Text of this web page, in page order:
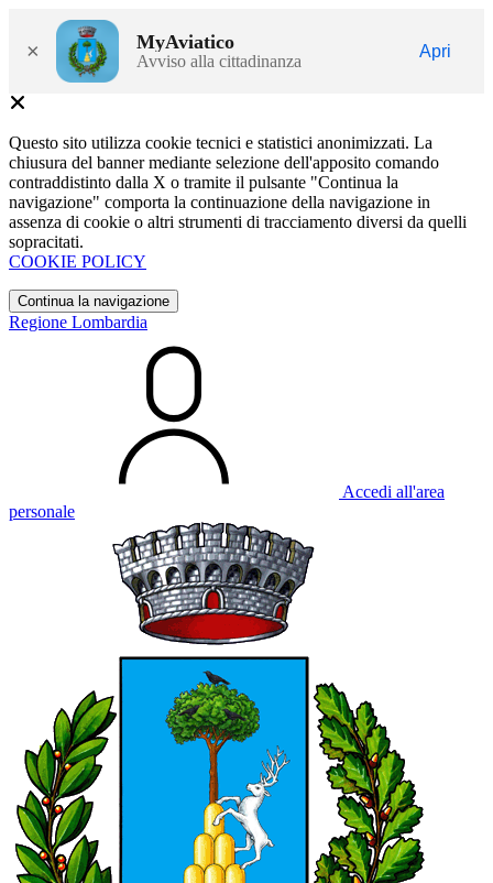
× MyAviatico
Avviso alla cittadinanza
Apri
Questo sito utilizza cookie tecnici e statistici anonimizzati. La
chiusura del banner mediante selezione dell'apposito comando
contraddistinto dalla X o tramite il pulsante "Continua la
navigazione" comporta la continuazione della navigazione in
assenza di cookie o altri strumenti di tracciamento diversi da quelli
sopracitati.
COOKIE POLICY
Continua la navigazione
Regione Lombardia
Accedi all'area
personale